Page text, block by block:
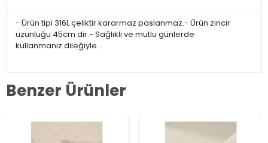
- Ürün tipi 316L çeliktir kararmaz paslanmaz.- Ürün zincir
uzunluğu 45cm dir.- Sağlıklı ve mutlu günlerde
kullanmanız dileğiyle…
Benzer Ürünler